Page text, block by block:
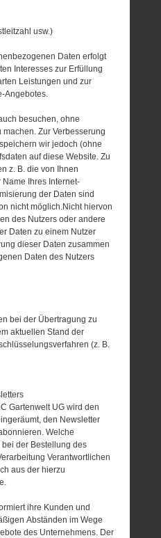
usw.)
Daten erfolgt
Interesses zur Erfüllung
Leistungen und zur
Angebotes.
besuchen, ohne
Zur Verbesserung
wir jedoch (ohne
auf diese Website. Zu
z. B. die von Ihnen
Ihres Internet-
der Daten sind
nicht möglich.Nicht hiervon
des Nutzers oder andere
Daten zu einem Nutzer
dieser Daten zusammen
Daten des Nutzers
bei der Übertragung zu
aktuellen Stand der
(z. B.
Gartenwelt UG wird den
den Newsletter
Welche
der Bestellung des
Verantwortlichen
aus der hierzu
ihre Kunden und
Abständen im Wege
des Unternehmens. Der